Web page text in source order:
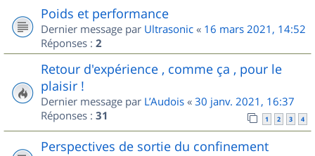
Poids et performance
Dernier message par Ultrasonic « 16 mars 2021, 14:52
Réponses : 2
Retour d'expérience , comme ça , pour le
plaisir !
Dernier message par L’Audois « 30 janv. 2021, 16:37
Réponses : 31 1 2 3 4
Perspectives de sortie du confinement